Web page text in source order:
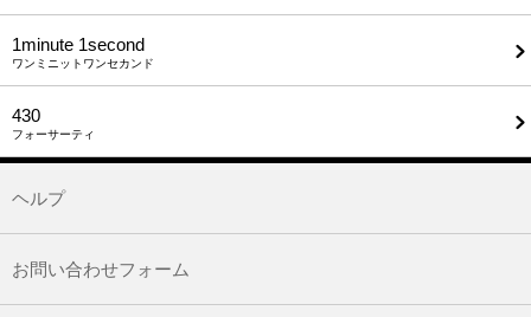
1minute​ 1second
ワンミニットワンセカンド
430
フォーサーティ
ヘルプ
お問い合わせフォーム